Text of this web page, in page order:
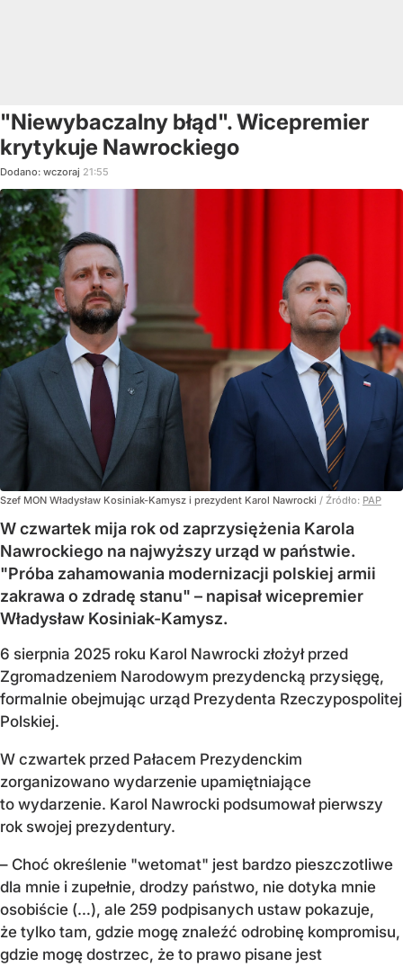
"Niewybaczalny błąd". Wicepremier
krytykuje Nawrockiego
Dodano: wczoraj 21:55
Szef MON Władysław Kosiniak-Kamysz i prezydent Karol Nawrocki / Źródło: PAP
W czwartek mija rok od zaprzysiężenia Karola
Nawrockiego na najwyższy urząd w państwie.
"Próba zahamowania modernizacji polskiej armii
zakrawa o zdradę stanu" – napisał wicepremier
Władysław Kosiniak-Kamysz.
6 sierpnia 2025 roku Karol Nawrocki złożył przed
Zgromadzeniem Narodowym prezydencką przysięgę,
formalnie obejmując urząd Prezydenta Rzeczypospolitej
Polskiej.
W czwartek przed Pałacem Prezydenckim
zorganizowano wydarzenie upamiętniające
to wydarzenie. Karol Nawrocki podsumował pierwszy
rok swojej prezydentury.
– Choć określenie "wetomat" jest bardzo pieszczotliwe
dla mnie i zupełnie, drodzy państwo, nie dotyka mnie
osobiście (…), ale 259 podpisanych ustaw pokazuje,
że tylko tam, gdzie mogę znaleźć odrobinę kompromisu,
gdzie mogę dostrzec, że to prawo pisane jest